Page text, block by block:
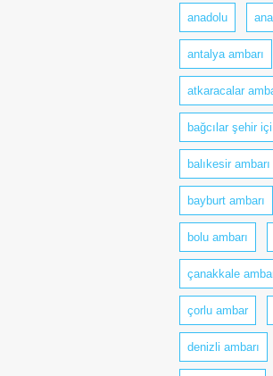
anadolu
antalya ambarı
atkaracalar
bağcılar şehir
balıkesir ambarı
bayburt ambarı
bolu ambarı
çanakkale
çorlu ambar
denizli ambarı